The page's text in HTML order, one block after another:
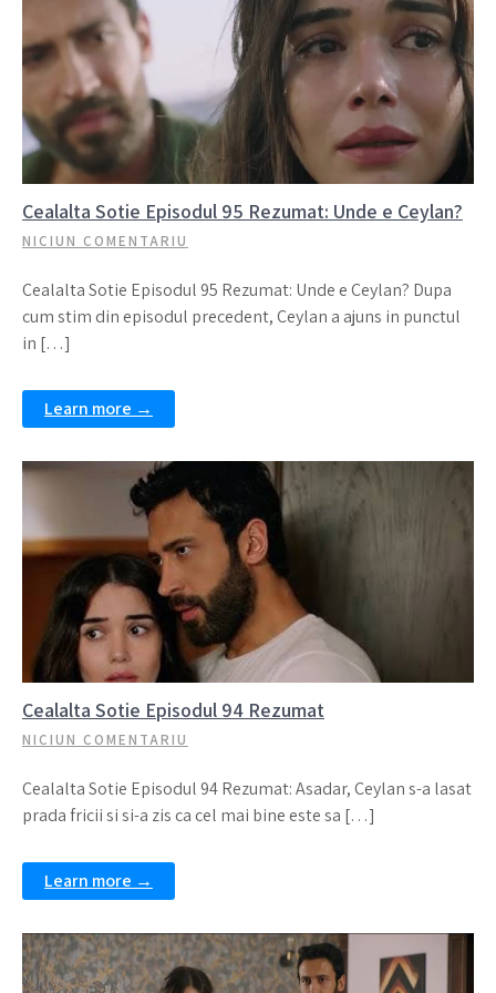
Cealalta Sotie Episodul 95 Rezumat: Unde e Ceylan?
NICIUN COMENTARIU
Cealalta Sotie Episodul 95 Rezumat: Unde e Ceylan? Dupa
cum stim din episodul precedent, Ceylan a ajuns in punctul
in […]
Learn more →
Cealalta Sotie Episodul 94 Rezumat
NICIUN COMENTARIU
Cealalta Sotie Episodul 94 Rezumat: Asadar, Ceylan s-a lasat
prada fricii si si-a zis ca cel mai bine este sa […]
Learn more →